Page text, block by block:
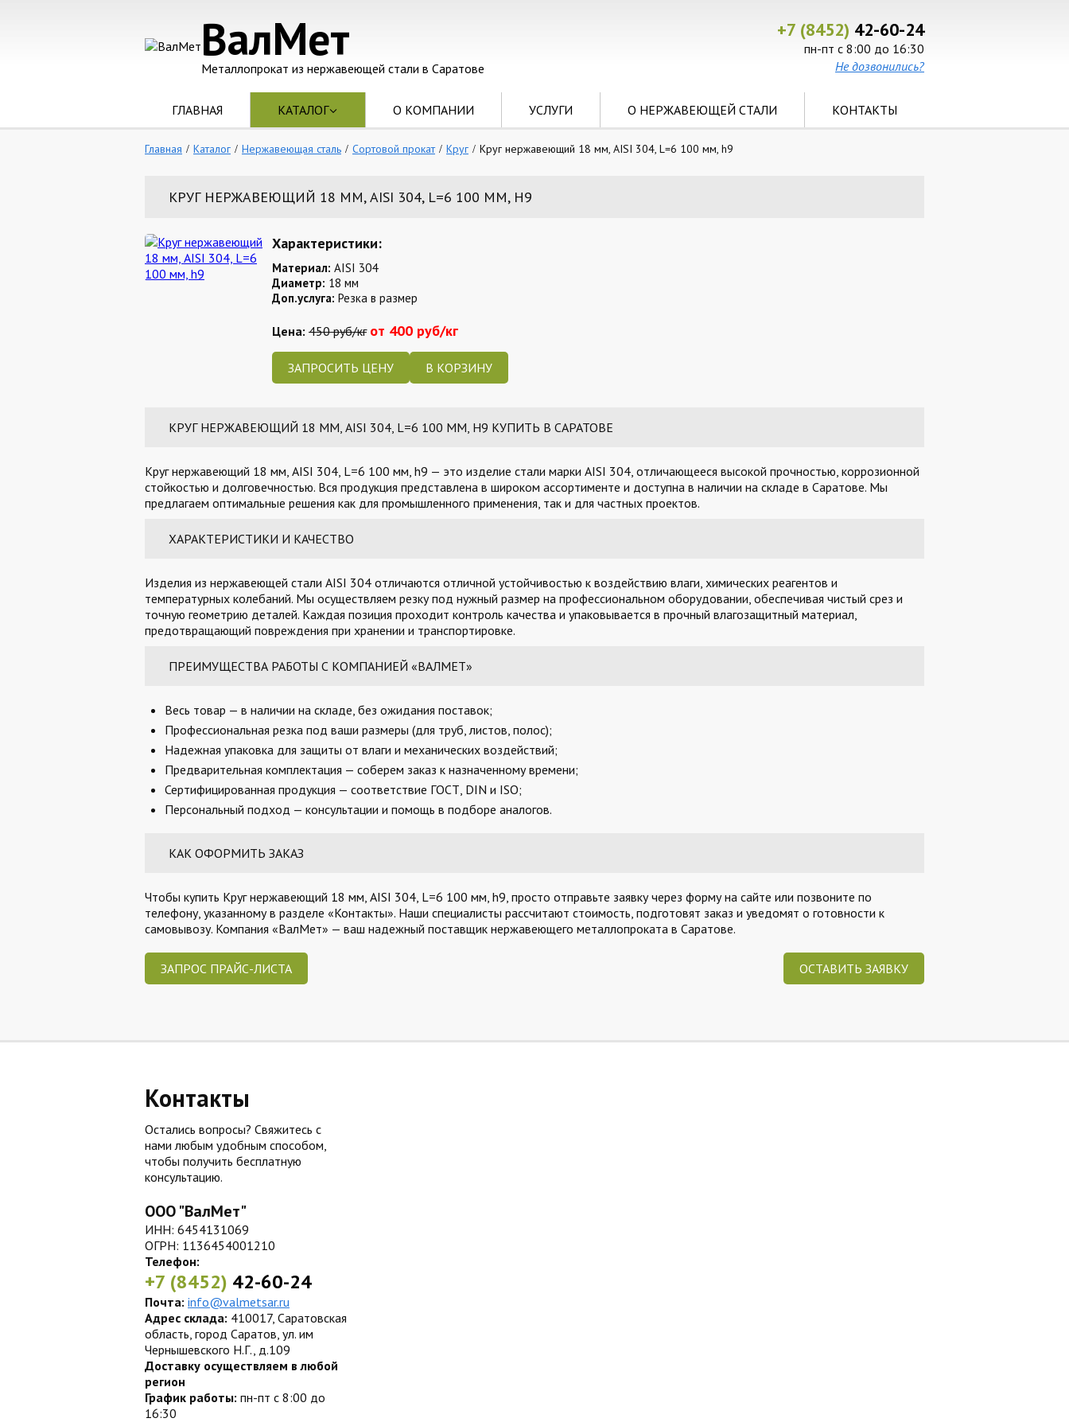
ВалМет
Металлопрокат из нержавеющей стали в Саратове
+7 (8452) 42-60-24
пн-пт с 8:00 до 16:30
Не дозвонились?
ГЛАВНАЯ КАТАЛОГ О КОМПАНИИ УСЛУГИ О НЕРЖАВЕЮЩЕЙ СТАЛИ КОНТАКТЫ
Главная Каталог Нержавеющая сталь Сортовой прокат Круг Круг нержавеющий 18 мм, AISI 304, L=6 100 мм, h9
КРУГ НЕРЖАВЕЮЩИЙ 18 ММ, AISI 304, L=6 100 ММ, H9
Характеристики:
Материал: AISI 304
Диаметр: 18 мм
Доп.услуга: Резка в размер
Цена: 450 руб/кг от 400 руб/кг
ЗАПРОСИТЬ ЦЕНУ
КРУГ НЕРЖАВЕЮЩИЙ 18 ММ, AISI 304, L=6 100 ММ, H9 КУПИТЬ В САРАТОВЕ
Круг нержавеющий 18 мм, AISI 304, L=6 100 мм, h9 — это изделие стали марки AISI 304, отличающееся высокой прочностью, коррозионной
стойкостью и долговечностью. Вся продукция представлена в широком ассортименте и доступна в наличии на складе в Саратове. Мы
предлагаем оптимальные решения как для промышленного применения, так и для частных проектов.
ХАРАКТЕРИСТИКИ И КАЧЕСТВО
Изделия из нержавеющей стали AISI 304 отличаются отличной устойчивостью к воздействию влаги, химических реагентов и
температурных колебаний. Мы осуществляем резку под нужный размер на профессиональном оборудовании, обеспечивая чистый срез и
точную геометрию деталей. Каждая позиция проходит контроль качества и упаковывается в прочный влагозащитный материал,
предотвращающий повреждения при хранении и транспортировке.
ПРЕИМУЩЕСТВА РАБОТЫ С КОМПАНИЕЙ «ВАЛМЕТ»
Весь товар — в наличии на складе, без ожидания поставок;
Профессиональная резка под ваши размеры (для труб, листов, полос);
Надежная упаковка для защиты от влаги и механических воздействий;
Предварительная комплектация — соберем заказ к назначенному времени;
Сертифицированная продукция — соответствие ГОСТ, DIN и ISO;
Персональный подход — консультации и помощь в подборе аналогов.
КАК ОФОРМИТЬ ЗАКАЗ
Чтобы купить Круг нержавеющий 18 мм, AISI 304, L=6 100 мм, h9, просто отправьте заявку через форму на сайте или позвоните по
телефону, указанному в разделе «Контакты». Наши специалисты рассчитают стоимость, подготовят заказ и уведомят о готовности к
самовывозу. Компания «ВалМет» — ваш надежный поставщик нержавеющего металлопроката в Саратове.
ЗАПРОС ПРАЙС-ЛИСТА ОСТАВИТЬ ЗАЯВКУ
Контакты
Остались вопросы? Свяжитесь с
нами любым удобным способом,
чтобы получить бесплатную
консультацию.
ООО "ВалМет"
ИНН: 6454131069
ОГРН: 1136454001210
Телефон:
+7 (8452) 42-60-24
Почта: info@valmetsar.ru
Адрес склада: 410017, Саратовская
область, город Саратов, ул. им
Чернышевского Н.Г., д.109
Доставку осуществляем в любой
регион
График работы: пн-пт с 8:00 до
16:30